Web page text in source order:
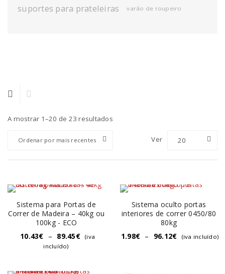
suportes para prateleiras varão de roupeiro
A mostrar 1–20 de 23 resultados
Ordenar por mais recentes Ver 20
Sistema para Portas de
Correr de Madeira – 40kg ou
100kg - ECO
10.43€ – 89.45€
(iva
incluído)
Sistema oculto portas
interiores de correr 0450/80
80kg
1.98€ – 96.12€ (iva incluído)